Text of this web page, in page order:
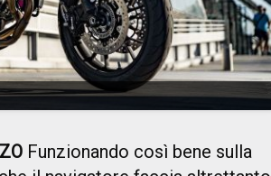
Funzionando così bene sulla